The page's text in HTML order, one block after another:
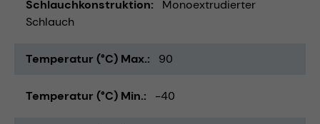
Schlauchkonstruktion
Monoextrudierter
Schlauch
Temperatur (°C) Max. 90
Temperatur (°C) Min. -40